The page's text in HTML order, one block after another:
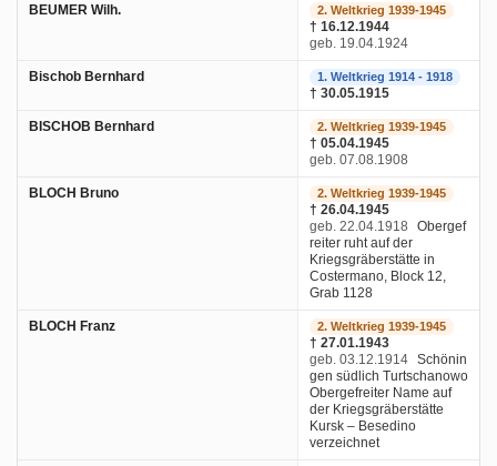
BEUMER Wilh. 2. Weltkrieg 1939-1945
† 16.12.1944
geb. 19.04.1924
Bischob Bernhard 1. Weltkrieg 1914 - 1918
† 30.05.1915
BISCHOB Bernhard 2. Weltkrieg 1939-1945
† 05.04.1945
geb. 07.08.1908
BLOCH Bruno 2. Weltkrieg 1939-1945
† 26.04.1945
geb. 22.04.1918
Obergef
reiter ruht auf der
Kriegsgräberstätte in
Costermano, Block 12,
Grab 1128
BLOCH Franz 2. Weltkrieg 1939-1945
† 27.01.1943
geb. 03.12.1914 Schönin
gen südlich Turtschanowo
Obergefreiter Name auf
der Kriegsgräberstätte
Kursk – Besedino
verzeichnet